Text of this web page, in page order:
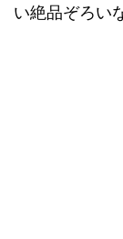
い絶品ぞろい